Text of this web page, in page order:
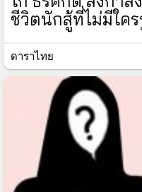
ชีวิตนักสู้ที่ไม่มีใคร
ดาราไทย